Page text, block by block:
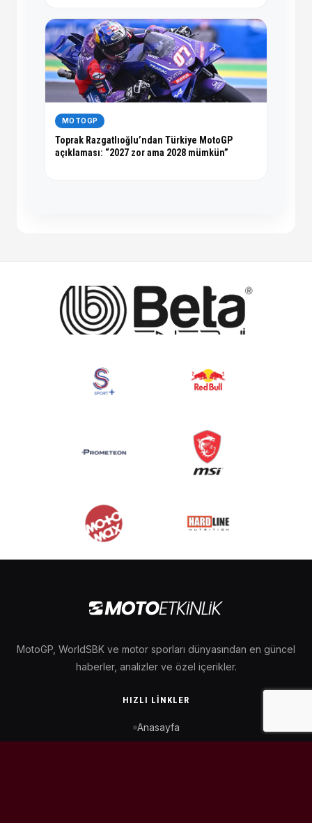
MOTOGP
Toprak Razgatlıoğlu’ndan Türkiye MotoGP
açıklaması: “2027 zor ama 2028 mümkün”
MotoGP, WorldSBK ve motor sporları dünyasından en güncel
haberler, analizler ve özel içerikler.
HIZLI LINKLER
Anasayfa